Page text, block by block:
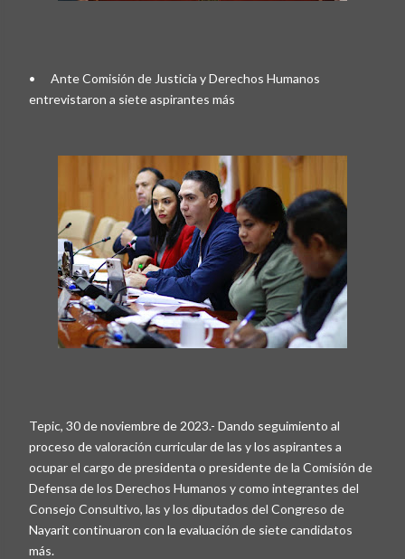
•
Ante Comisión de Justicia y Derechos Humanos
entrevistaron a siete aspirantes más
Tepic, 30 de noviembre de 2023.- Dando seguimiento al
proceso de valoración curricular de las y los aspirantes a
ocupar el cargo de presidenta o presidente de la Comisión de
Defensa de los Derechos Humanos y como integrantes del
Consejo Consultivo, las y los diputados del Congreso de
Nayarit continuaron con la evaluación de siete candidatos
más.